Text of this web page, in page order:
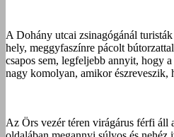
A Dohány utcai zsinagógánál
hely, meggyfaszínre pácolt
csapos sem, legfeljebb annyit, hogy
nagy komolyan, amikor észreveszik,
Az Örs vezér téren virágárus férfi